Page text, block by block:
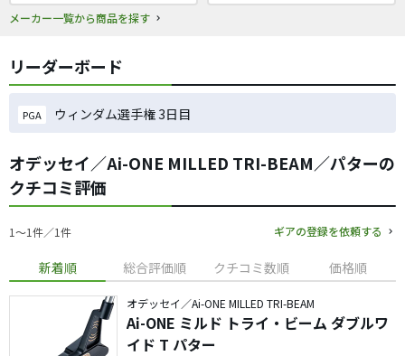
メーカー一覧から商品を探す
リーダーボード
PGA ウィンダム選手権 3日目
オデッセイ／Ai-ONE MILLED TRI-BEAM／パターの
クチコミ評価
1〜1件／1件 ギアの登録を依頼する
新着順 総合評価順 クチコミ数順 価格順
オデッセイ／Ai-ONE MILLED TRI-BEAM
Ai-ONE ミルド トライ・ビーム ダブルワ
イド T パター